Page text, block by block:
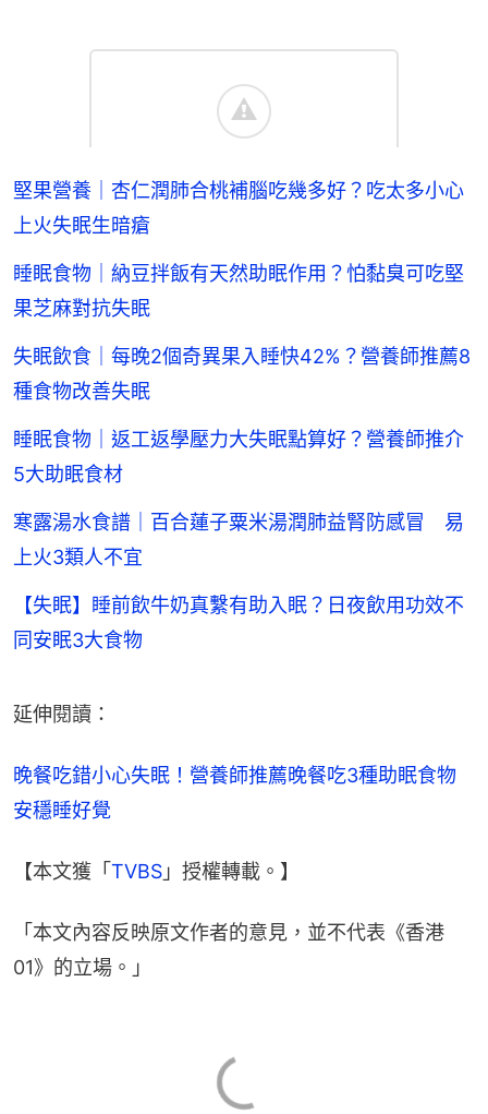
堅果營養｜杏仁潤肺合桃補腦吃幾多好？吃太多小心
上火失眠生暗瘡
睡眠食物｜納豆拌飯有天然助眠作用？怕黏臭可吃堅
果芝麻對抗失眠
失眠飲食｜每晚2個奇異果入睡快42%？營養師推薦8
種食物改善失眠
睡眠食物｜返工返學壓力大失眠點算好？營養師推介
5大助眠食材
寒露湯水食譜｜百合蓮子粟米湯潤肺益腎防感冒 易
上火3類人不宜
【失眠】睡前飲牛奶真繫有助入眠？日夜飲用功效不
同安眠3大食物
延伸閱讀：
晚餐吃錯小心失眠！營養師推薦晚餐吃3種助眠食物
安穩睡好覺
【本文獲「TVBS 」授權轉載。】
「本文內容反映原文作者的意見，並不代表《香港
01》的立場。」